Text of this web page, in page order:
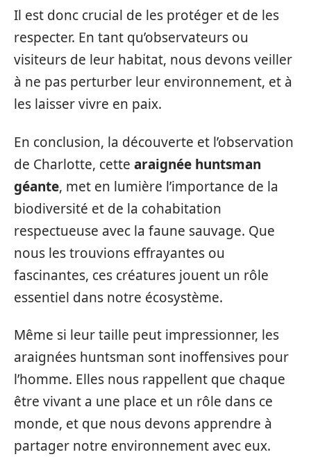
Il est donc crucial de les protéger et de les
respecter. En tant qu’observateurs ou
visiteurs de leur habitat, nous devons veiller
à ne pas perturber leur environnement, et à
les laisser vivre en paix.
En conclusion, la découverte et l’observation
de Charlotte, cette araignée huntsman
géante, met en lumière l’importance de la
biodiversité et de la cohabitation
respectueuse avec la faune sauvage. Que
nous les trouvions effrayantes ou
fascinantes, ces créatures jouent un rôle
essentiel dans notre écosystème.
Même si leur taille peut impressionner, les
araignées huntsman sont inoffensives pour
l’homme. Elles nous rappellent que chaque
être vivant a une place et un rôle dans ce
monde, et que nous devons apprendre à
partager notre environnement avec eux.